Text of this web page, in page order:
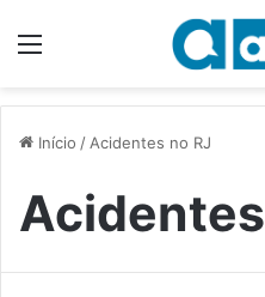
Início / Acidentes no RJ